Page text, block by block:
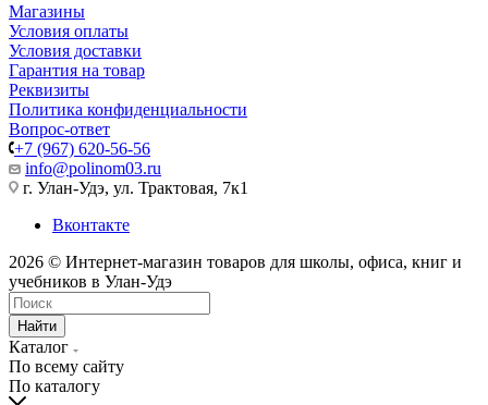
Магазины
Условия оплаты
Условия доставки
Гарантия на товар
Реквизиты
Политика конфиденциальности
Вопрос-ответ
+7 (967) 620-56-56
info@polinom03.ru
г. Улан-Удэ, ул. Трактовая, 7к1
Вконтакте
2026 © Интернет-магазин товаров для школы, офиса, книг и
учебников в Улан-Удэ
Найти
Каталог
По всему сайту
По каталогу